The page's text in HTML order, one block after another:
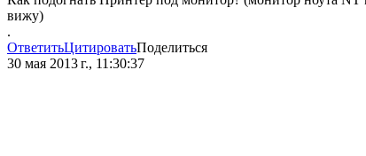
вижу)
.
ОтветитьЦитироватьПоделиться
30 мая 2013 г., 11:30:37